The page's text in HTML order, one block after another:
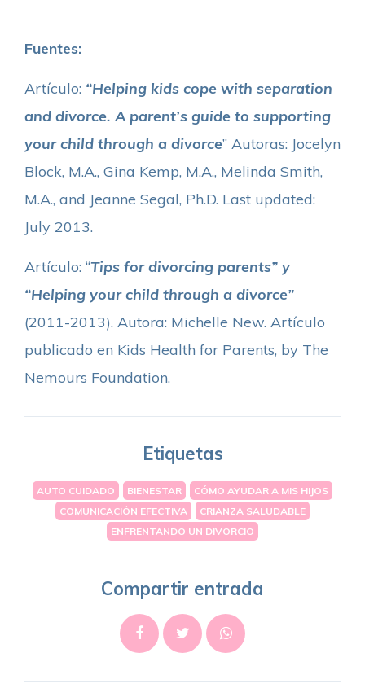
Fuentes:
Artículo: “Helping kids cope with separation
and divorce. A parent’s guide to supporting
your child through a divorce” Autoras: Jocelyn
Block, M.A., Gina Kemp, M.A., Melinda Smith,
M.A., and Jeanne Segal, Ph.D. Last updated:
July 2013.
Artículo: “Tips for divorcing parents” y
“Helping your child through a divorce”
(2011-2013). Autora: Michelle New. Artículo
publicado en Kids Health for Parents, by The
Nemours Foundation.
Etiquetas
AUTO CUIDADO BIENESTAR
CÓMO AYUDAR A MIS HIJOS
COMUNICACIÓN EFECTIVA
CRIANZA SALUDABLE
ENFRENTANDO UN DIVORCIO
Compartir entrada